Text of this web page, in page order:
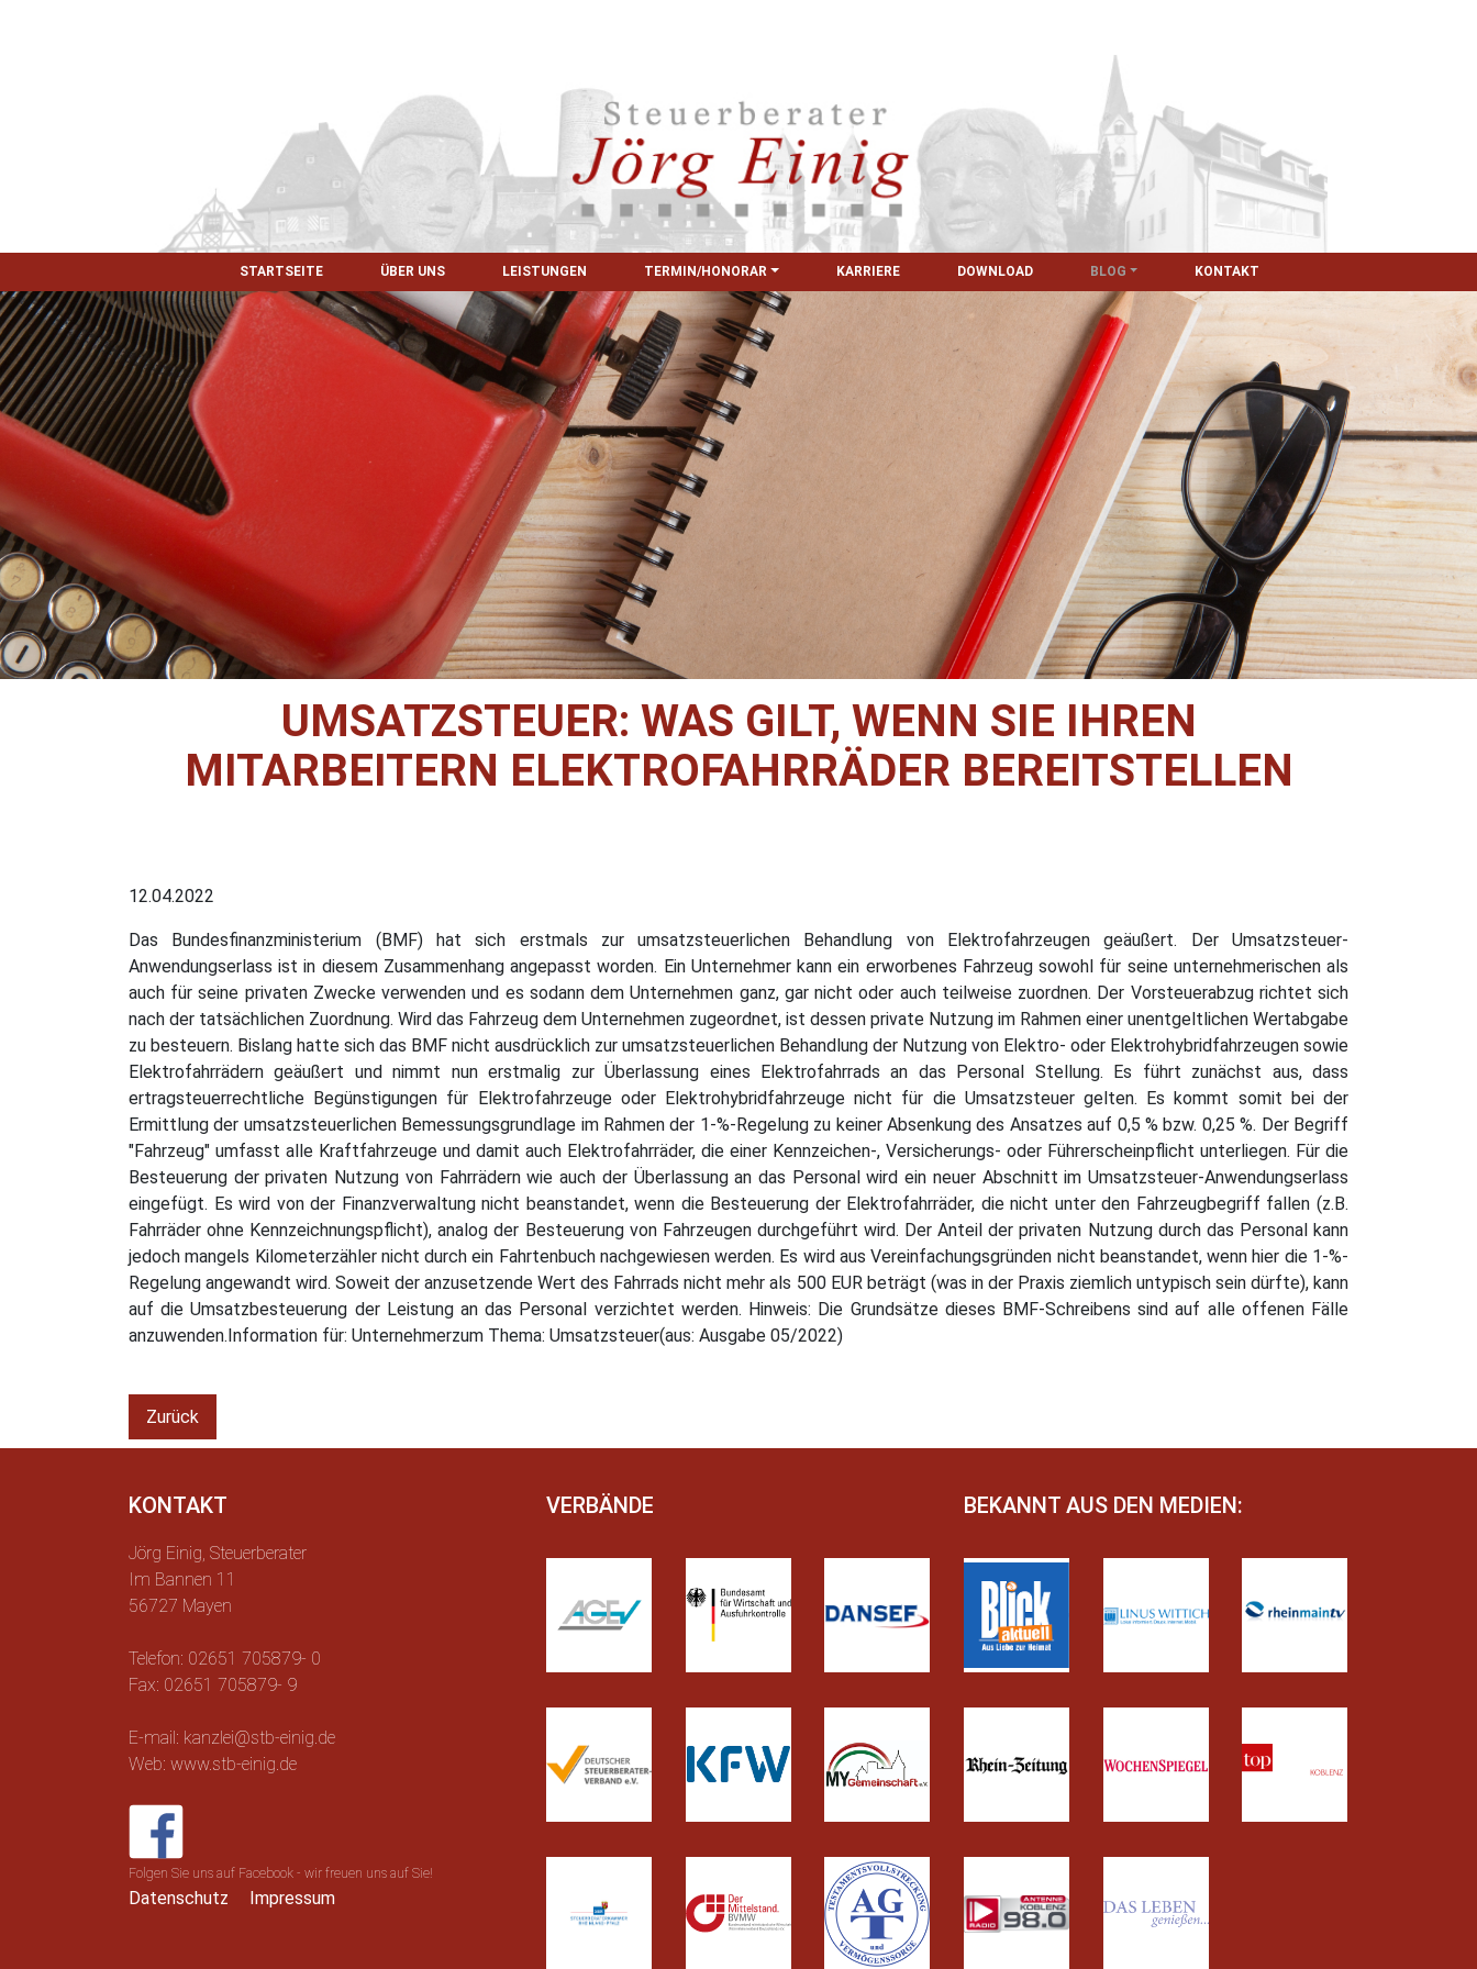
STARTSEITE ÜBER UNS LEISTUNGEN TERMIN/HONORAR KARRIERE DOWNLOAD BLOG KONTAKT
UMSATZSTEUER: WAS GILT, WENN SIE IHREN
MITARBEITERN ELEKTROFAHRRÄDER BEREITSTELLEN
12.04.2022
Das Bundesfinanzministerium (BMF) hat sich erstmals zur umsatzsteuerlichen Behandlung von Elektrofahrzeugen geäußert. Der Umsatzsteuer-
Anwendungserlass ist in diesem Zusammenhang angepasst worden. Ein Unternehmer kann ein erworbenes Fahrzeug sowohl für seine unternehmerischen als
auch für seine privaten Zwecke verwenden und es sodann dem Unternehmen ganz, gar nicht oder auch teilweise zuordnen. Der Vorsteuerabzug richtet sich
nach der tatsächlichen Zuordnung. Wird das Fahrzeug dem Unternehmen zugeordnet, ist dessen private Nutzung im Rahmen einer unentgeltlichen Wertabgabe
zu besteuern. Bislang hatte sich das BMF nicht ausdrücklich zur umsatzsteuerlichen Behandlung der Nutzung von Elektro- oder Elektrohybridfahrzeugen sowie
Elektrofahrrädern geäußert und nimmt nun erstmalig zur Überlassung eines Elektrofahrrads an das Personal Stellung. Es führt zunächst aus, dass
ertragsteuerrechtliche Begünstigungen für Elektrofahrzeuge oder Elektrohybridfahrzeuge nicht für die Umsatzsteuer gelten. Es kommt somit bei der
Ermittlung der umsatzsteuerlichen Bemessungsgrundlage im Rahmen der 1-%-Regelung zu keiner Absenkung des Ansatzes auf 0,5 % bzw. 0,25 %. Der Begriff
"Fahrzeug" umfasst alle Kraftfahrzeuge und damit auch Elektrofahrräder, die einer Kennzeichen-, Versicherungs- oder Führerscheinpflicht unterliegen. Für die
Besteuerung der privaten Nutzung von Fahrrädern wie auch der Überlassung an das Personal wird ein neuer Abschnitt im Umsatzsteuer-Anwendungserlass
eingefügt. Es wird von der Finanzverwaltung nicht beanstandet, wenn die Besteuerung der Elektrofahrräder, die nicht unter den Fahrzeugbegriff fallen (z.B.
Fahrräder ohne Kennzeichnungspflicht), analog der Besteuerung von Fahrzeugen durchgeführt wird. Der Anteil der privaten Nutzung durch das Personal kann
jedoch mangels Kilometerzähler nicht durch ein Fahrtenbuch nachgewiesen werden. Es wird aus Vereinfachungsgründen nicht beanstandet, wenn hier die 1-%-
Regelung angewandt wird. Soweit der anzusetzende Wert des Fahrrads nicht mehr als 500 EUR beträgt (was in der Praxis ziemlich untypisch sein dürfte), kann
auf die Umsatzbesteuerung der Leistung an das Personal verzichtet werden. Hinweis: Die Grundsätze dieses BMF-Schreibens sind auf alle offenen Fälle
anzuwenden.Information für: Unternehmerzum Thema: Umsatzsteuer(aus: Ausgabe 05/2022)
Zurück
KONTAKT
Jörg Einig, Steuerberater
Im Bannen 11
56727 Mayen
Telefon: 02651 705879- 0
Fax: 02651 705879- 9
E-mail: kanzlei@stb-einig.de
Web: www.stb-einig.de
Folgen Sie uns auf Facebook - wir freuen uns auf Sie!
Datenschutz Impressum
VERBÄNDE BEKANNT AUS DEN MEDIEN: